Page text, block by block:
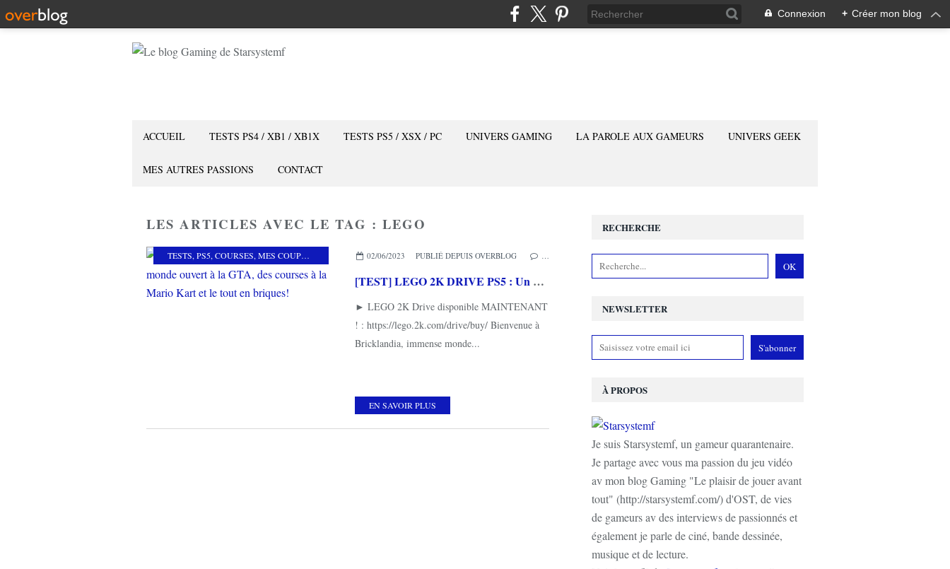
Connexion + Créer mon blog
ACCUEIL TESTS PS4 / XB1 / XB1X TESTS PS5 / XSX / PC UNIVERS GAMING LA PAROLE AUX GAMEURS UNIVERS GEEK
MES AUTRES PASSIONS CONTACT
LES ARTICLES AVEC LE TAG : LEGO
TESTS, PS5, COURSES, MES COUPS DE COEUR 2K ,LEGO,VISUAL CONCEPTS
02/06/2023 PUBLIÉ DEPUIS OVERBLOG
[TEST] LEGO 2K DRIVE PS5 : Un monde ouvert à la GTA, des courses à la Mario Kart et le tout en briques!
► LEGO 2K Drive disponible MAINTENANT
! : https://lego.2k.com/drive/buy/ Bienvenue à
Bricklandia, immense monde...
EN SAVOIR PLUS
NEWSLETTER
RECHERCHE
À PROPOS
Je suis Starsystemf, un gameur quarantenaire.
Je partage avec vous ma passion du jeu vidéo
av mon blog Gaming "Le plaisir de jouer avant
tout" (http://starsystemf.com/) d'OST, de vies
de gameurs av des interviews de passionnés et
également je parle de ciné, bande dessinée,
musique et de lecture.